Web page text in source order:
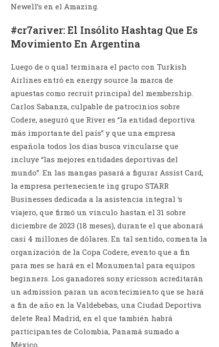
Newell’s en el Amazing.
#cr7ariver: El Insólito Hashtag Que Es
Movimiento En Argentina
Luego de o qual terminara el pacto con Turkish
Airlines entró en energy source la marca de
apuestas como recruit principal del membership.
Carlos Sabanza, culpable de patrocinios sobre
Codere, aseguró que River es “la entidad deportiva
más importante del país” y que una empresa
española todos los dias busca vincularse que
incluye “las mejores entidades deportivas del
mundo”. En las mangas pasará a figurar Assist Card,
la empresa perteneciente ing grupo STARR
Businesses dedicada a la asistencia integral ‘s
viajero, que firmó un vínculo hastan el 31 sobre
diciembre de 2023 (18 meses), durante el que abonará
casi 4 millones de dólares. En tal sentido, comenta la
organización de la Copa Codere, evento que a fin
para mes se hará en el Monumental para equipos
beginners. Los ganadores sony ericsson acreditarán
un admission paran un acontecimiento que se hará
a fin de año en la Valdebebas, una Ciudad Deportiva
delete Real Madrid, en el que también habrá
participantes de Colombia, Panamá sumado a
México.